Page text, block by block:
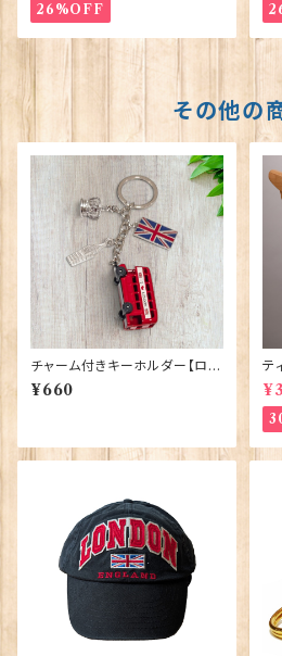
26%OFF
その他の
チャーム付きキーホルダー【ロン
ドンバス】A&S Gift 90422
¥660
テ